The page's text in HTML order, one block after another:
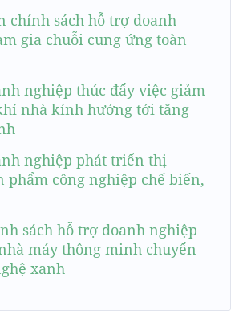
chính sách hỗ trợ doanh
gia chuỗi cung ứng toàn
nghiệp thúc đẩy việc giảm
nhà kính hướng tới tăng
nghiệp phát triển thị
phẩm công nghiệp chế biến,
sách hỗ trợ doanh nghiệp
máy thông minh chuyển
xanh